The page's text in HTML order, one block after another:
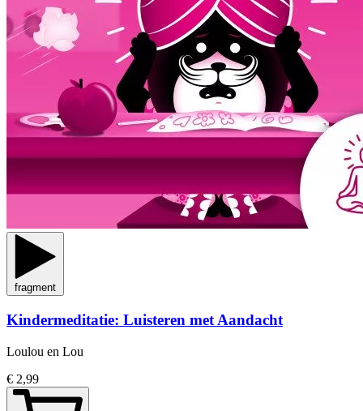
fragment
Kindermeditatie: Luisteren met Aandacht
Loulou en Lou
€ 2,99